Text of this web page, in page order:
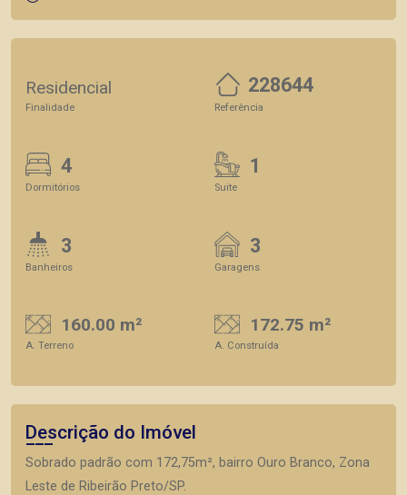
Residencial
Finalidade
228644
Referência
4
Dormitórios
1
Suite
3
Banheiros
3
Garagens
160.00 m²
A. Terreno
172.75 m²
A. Construída
Descrição do Imóvel
Sobrado padrão com 172,75m², bairro Ouro Branco, Zona
Leste de Ribeirão Preto/SP.